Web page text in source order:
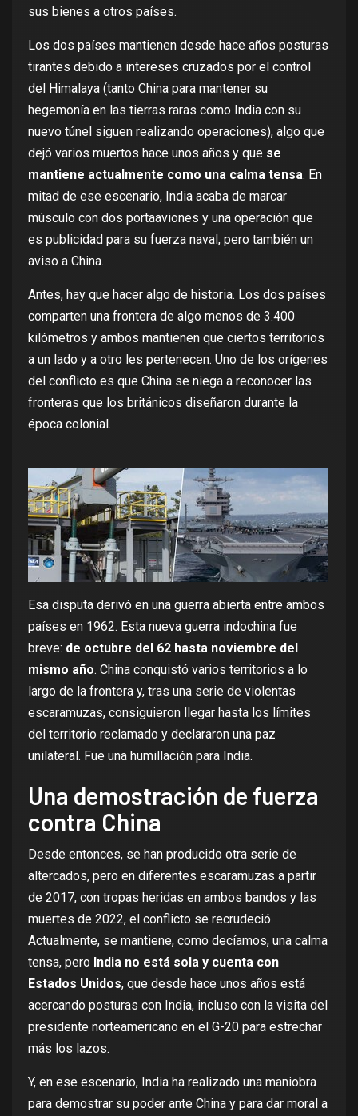
sus bienes a otros países.
Los dos países mantienen desde hace años posturas
tirantes debido a intereses cruzados por el control
del Himalaya (tanto China para mantener su
hegemonía en las tierras raras como India con su
nuevo túnel siguen realizando operaciones), algo que
dejó varios muertos hace unos años y que se
mantiene actualmente como una calma tensa. En
mitad de ese escenario, India acaba de marcar
músculo con dos portaaviones y una operación que
es publicidad para su fuerza naval, pero también un
aviso a China.
Antes, hay que hacer algo de historia. Los dos países
comparten una frontera de algo menos de 3.400
kilómetros y ambos mantienen que ciertos territorios
a un lado y a otro les pertenecen. Uno de los orígenes
del conflicto es que China se niega a reconocer las
fronteras que los británicos diseñaron durante la
época colonial.
Esa disputa derivó en una guerra abierta entre ambos
países en 1962. Esta nueva guerra indochina fue
breve: de octubre del 62 hasta noviembre del
mismo año. China conquistó varios territorios a lo
largo de la frontera y, tras una serie de violentas
escaramuzas, consiguieron llegar hasta los límites
del territorio reclamado y declararon una paz
unilateral. Fue una humillación para India.
Una demostración de fuerza
contra China
Desde entonces, se han producido otra serie de
altercados, pero en diferentes escaramuzas a partir
de 2017, con tropas heridas en ambos bandos y las
muertes de 2022, el conflicto se recrudeció.
Actualmente, se mantiene, como decíamos, una calma
tensa, pero India no está sola y cuenta con
Estados Unidos, que desde hace unos años está
acercando posturas con India, incluso con la visita del
presidente norteamericano en el G-20 para estrechar
más los lazos.
Y, en ese escenario, India ha realizado una maniobra
para demostrar su poder ante China y para dar moral a